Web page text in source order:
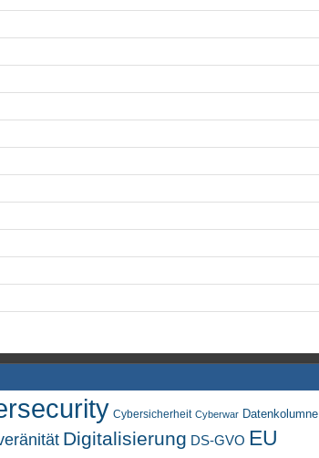
Cybersicherheit Cyberwar Datenkolumne
Digitalisierung DS-GVO EU